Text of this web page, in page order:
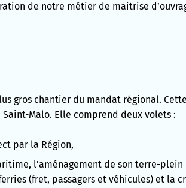
de notre métier de maitrise
gros chantier du mandat régional.
Malo. Elle comprend deux volets :
par la Région,
l’aménagement de son terre-plein
(fret, passagers et véhicules) et la